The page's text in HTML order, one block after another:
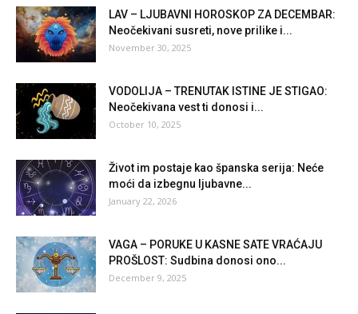
LAV – LJUBAVNI HOROSKOP ZA DECEMBAR:
Neočekivani susreti, nove prilike i...
November 30, 2025
VODOLIJA – TRENUTAK ISTINE JE STIGAO:
Neočekivana vest ti donosi i...
October 10, 2025
Život im postaje kao španska serija: Neće
moći da izbegnu ljubavne...
January 22, 2026
VAGA – PORUKE U KASNE SATE VRAĆAJU
PROŠLOST: Sudbina donosi ono...
December 9, 2025